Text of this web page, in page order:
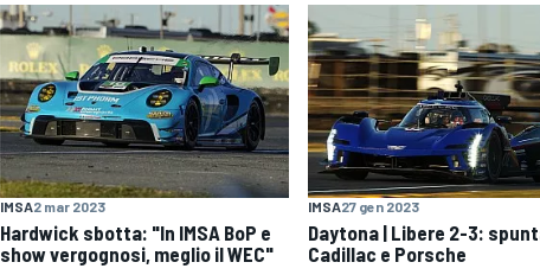
IMSA2 mar 2023
Hardwick sbotta: "In IMSA BoP e
show vergognosi, meglio il WEC"
IMSA27 gen 2023
Daytona | Libere 2-3:
Cadillac e Porsche